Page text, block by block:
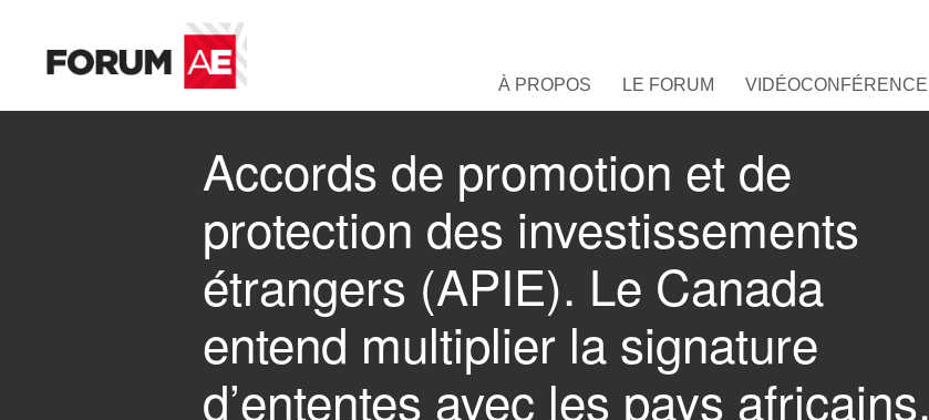
À PROPOS LE FORUM VIDÉOCONFÉRENCE
Accords de promotion et de
protection des investissements
étrangers (APIE). Le Canada
entend multiplier la signature
d’ententes avec les pays africains.